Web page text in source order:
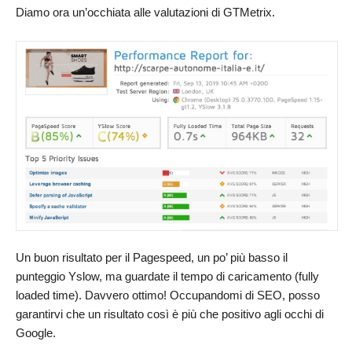
Diamo ora un’occhiata alle valutazioni di GTMetrix.
Un buon risultato per il Pagespeed, un po’ più basso il
punteggio Yslow, ma guardate il tempo di caricamento (fully
loaded time). Davvero ottimo! Occupandomi di SEO, posso
garantirvi che un risultato così è più che positivo agli occhi di
Google.